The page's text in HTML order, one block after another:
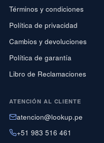
Términos y condiciones
Política de privacidad
Cambios y devoluciones
Política de garantía
Libro de Reclamaciones
ATENCIÓN AL CLIENTE
atencion@lookup.pe
+51 983 516 461